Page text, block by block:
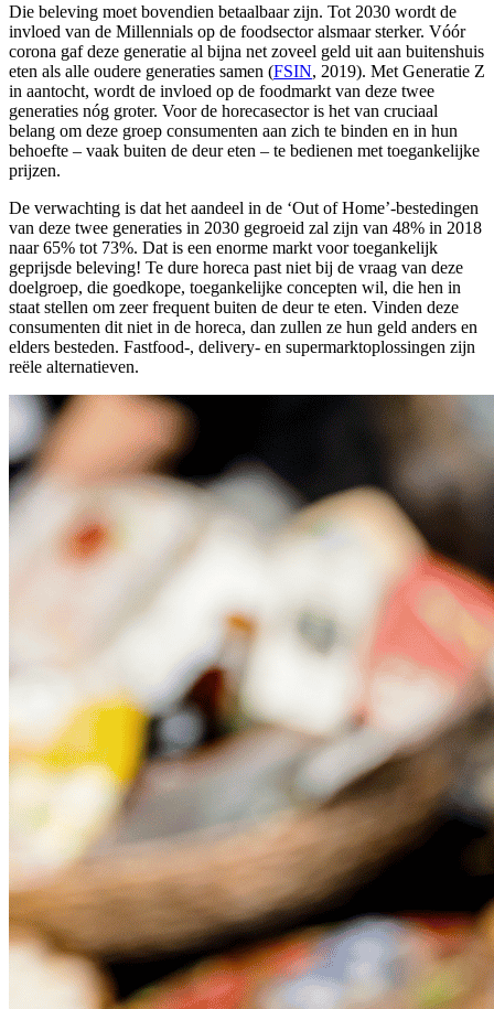
Die beleving moet bovendien betaalbaar zijn. Tot 2030 wordt de
invloed van de Millennials op de foodsector alsmaar sterker. Vóór
corona gaf deze generatie al bijna net zoveel geld uit aan buitenshuis
eten als alle oudere generaties samen (FSIN, 2019). Met Generatie Z
in aantocht, wordt de invloed op de foodmarkt van deze twee
generaties nóg groter. Voor de horecasector is het van cruciaal
belang om deze groep consumenten aan zich te binden en in hun
behoefte – vaak buiten de deur eten – te bedienen met toegankelijke
prijzen.
De verwachting is dat het aandeel in de ‘Out of Home’-bestedingen
van deze twee generaties in 2030 gegroeid zal zijn van 48% in 2018
naar 65% tot 73%. Dat is een enorme markt voor toegankelijk
geprijsde beleving! Te dure horeca past niet bij de vraag van deze
doelgroep, die goedkope, toegankelijke concepten wil, die hen in
staat stellen om zeer frequent buiten de deur te eten. Vinden deze
consumenten dit niet in de horeca, dan zullen ze hun geld anders en
elders besteden. Fastfood-, delivery- en supermarktoplossingen zijn
reële alternatieven.